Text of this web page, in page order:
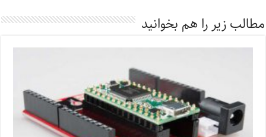
مطالب زیر را هم بخوانید